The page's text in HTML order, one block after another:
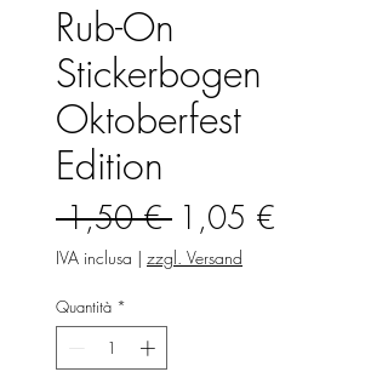
Rub-On
Stickerbogen
Oktoberfest
Edition
1,50 € Prezzo
regolare
1,05 €
IVA inclusa | zzgl. Versand
Quantità *